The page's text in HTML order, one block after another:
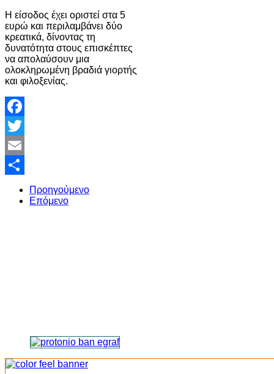
Η είσοδος έχει οριστεί στα 5
ευρώ και περιλαμβάνει δύο
κρεατικά, δίνοντας τη
δυνατότητα στους επισκέπτες
να απολαύσουν μια
ολοκληρωμένη βραδιά γιορτής
και φιλοξενίας.
Facebook
Twitter
Email
Share
Προηγούμενο
Επόμενο